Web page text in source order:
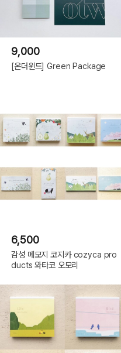
9,000
[온더윈드] Green Package
6,500
감성 메모지 코지카 cozyca pro
ducts 와타코 오모리